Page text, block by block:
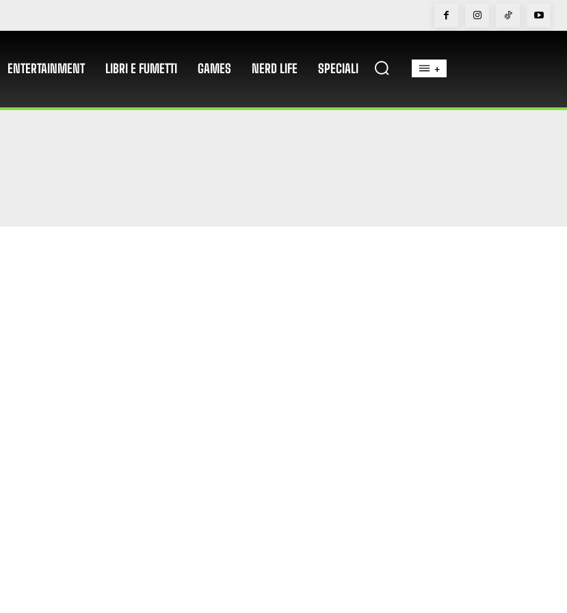
ENTERTAINMENT LIBRI E FUMETTI GAMES NERD LIFE SPECIALI +